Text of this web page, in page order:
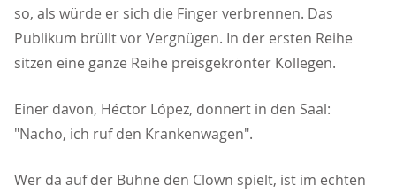
so, als würde er sich die Finger verbrennen. Das
Publikum brüllt vor Vergnügen. In der ersten Reihe
sitzen eine ganze Reihe preisgekrönter Kollegen.
Einer davon, Héctor López, donnert in den Saal:
"Nacho, ich ruf den Krankenwagen".
Wer da auf der Bühne den Clown spielt, ist im echten